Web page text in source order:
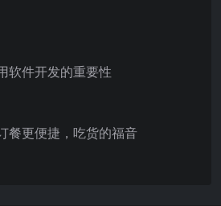
软件开发的重要性
餐更便捷，吃货的福音